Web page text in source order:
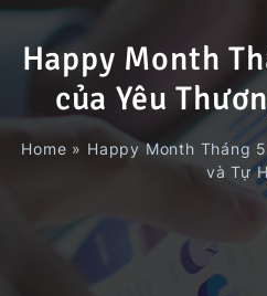
Happy Month
của Yêu
Home » Happy Month Tháng
và Tự